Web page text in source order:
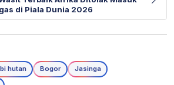
di Piala Dunia 2026
hutan Bogor
Jasinga